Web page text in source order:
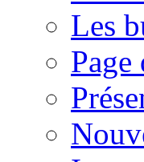
Les